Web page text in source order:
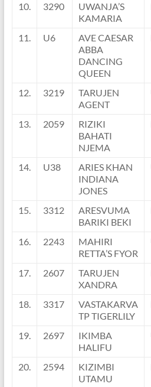
10. 3290
UWANJA’S
KAMARIA
11. U6
AVE CAESAR
ABBA
DANCING
QUEEN
12. 3219
TARUJEN
AGENT
13. 2059
RIZIKI
BAHATI
NJEMA
14. U38
ARIES KHAN
INDIANA
JONES
15. 3312
ARESVUMA
BARIKI BEKI
16. 2243
MAHIRI
RETTA’S FYOR
17. 2607
TARUJEN
XANDRA
18. 3317
VASTAKARVA
TP TIGERLILY
19. 2697
IKIMBA
HALIFU
20. 2594
KIZIMBI
UTAMU